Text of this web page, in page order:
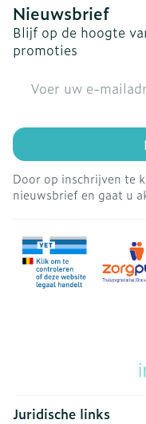
Nieuwsbrief
Blijf op de hoogte
promoties
Door op inschrijven te
nieuwsbrief en gaat u
Juridische links